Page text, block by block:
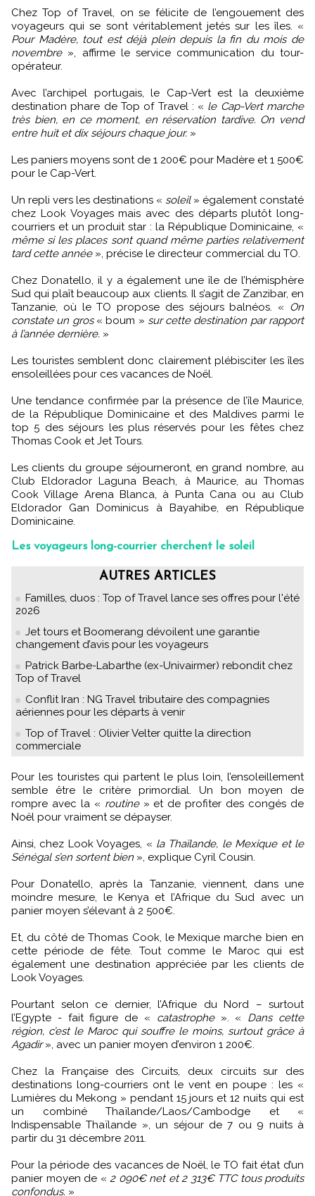
Chez Top of Travel, on se félicite de l’engouement des
voyageurs qui se sont véritablement jetés sur les îles. «
Pour Madère, tout est déjà plein depuis la fin du mois de
novembre», affirme le service communication du tour-
opérateur.
Avec l’archipel portugais, le Cap-Vert est la deuxième
destination phare de Top of Travel : « le Cap-Vert marche
très bien, en ce moment, en réservation tardive. On vend
entre huit et dix séjours chaque jour. »
Les paniers moyens sont de 1 200€ pour Madère et 1 500€
pour le Cap-Vert.
Un repli vers les destinations « soleil» également constaté
chez Look Voyages mais avec des départs plutôt long-
courriers et un produit star : la République Dominicaine, «
même si les places sont quand même parties relativement
tard cette année», précise le directeur commercial du TO.
Chez Donatello, il y a également une île de l’hémisphère
Sud qui plaît beaucoup aux clients. Il s’agit de Zanzibar, en
Tanzanie, où le TO propose des séjours balnéos. « On
constate un gros« boum » sur cette destination par rapport
à l’année dernière. »
Les touristes semblent donc clairement plébisciter les îles
ensoleillées pour ces vacances de Noël.
Une tendance confirmée par la présence de l’île Maurice,
de la République Dominicaine et des Maldives parmi le
top 5 des séjours les plus réservés pour les fêtes chez
Thomas Cook et Jet Tours.
Les clients du groupe séjourneront, en grand nombre, au
Club Eldorador Laguna Beach, à Maurice, au Thomas
Cook Village Arena Blanca, à Punta Cana ou au Club
Eldorador Gan Dominicus à Bayahibe, en République
Dominicaine.
Les voyageurs long-courrier cherchent le soleil
AUTRES ARTICLES
Familles, duos : Top of Travel lance ses offres pour l'été
2026
Jet tours et Boomerang dévoilent une garantie
changement d’avis pour les voyageurs
Patrick Barbe-Labarthe (ex-Univairmer) rebondit chez
Top of Travel
Conflit Iran : NG Travel tributaire des compagnies
aériennes pour les départs à venir
Top of Travel : Olivier Velter quitte la direction
commerciale
Pour les touristes qui partent le plus loin, l’ensoleillement
semble être le critère primordial. Un bon moyen de
rompre avec la « routine» et de profiter des congés de
Noël pour vraiment se dépayser.
Ainsi, chez Look Voyages, « la Thaïlande, le Mexique et le
Sénégal s’en sortent bien », explique Cyril Cousin.
Pour Donatello, après la Tanzanie, viennent, dans une
moindre mesure, le Kenya et l’Afrique du Sud avec un
panier moyen s’élevant à 2 500€.
Et, du côté de Thomas Cook, le Mexique marche bien en
cette période de fête. Tout comme le Maroc qui est
également une destination appréciée par les clients de
Look Voyages.
Pourtant selon ce dernier, l’Afrique du Nord – surtout
l’Egypte - fait figure de « catastrophe». « Dans cette
région, c’est le Maroc qui souffre le moins, surtout grâce à
Agadir», avec un panier moyen d’environ 1 200€.
Chez la Française des Circuits, deux circuits sur des
destinations long-courriers ont le vent en poupe : les «
Lumières du Mekong » pendant 15 jours et 12 nuits qui est
un combiné Thaïlande/Laos/Cambodge et «
Indispensable Thaïlande », un séjour de 7 ou 9 nuits à
partir du 31 décembre 2011.
Pour la période des vacances de Noël, le TO fait état d’un
panier moyen de « 2 090€ net et 2 313€ TTC tous produits
confondus. »